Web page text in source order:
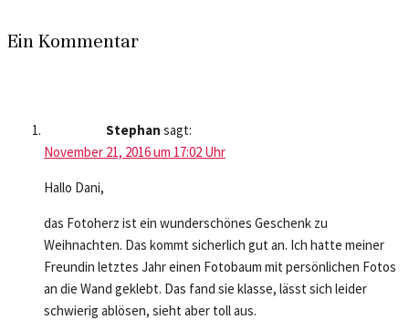
Ein Kommentar
Stephan sagt:
November 21, 2016 um 17:02 Uhr
Hallo Dani,
das Fotoherz ist ein wunderschönes Geschenk zu
Weihnachten. Das kommt sicherlich gut an. Ich hatte meiner
Freundin letztes Jahr einen Fotobaum mit persönlichen Fotos
an die Wand geklebt. Das fand sie klasse, lässt sich leider
schwierig ablösen, sieht aber toll aus.